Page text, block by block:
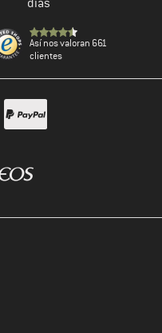
Así nos valoran 661
clientes